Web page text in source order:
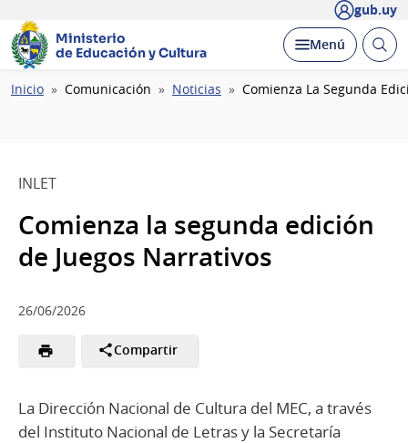
gub.uy
Ministerio
de Educación y Cultura
Desplegar
Menú Abrir
Ruta
Inicio Comunicación Noticias Comienza La Segunda
INLET
Comienza la segunda edición
de Juegos Narrativos
26/06/2026
Compartir
La Dirección Nacional de Cultura del MEC, a través
del Instituto Nacional de Letras y la Secretaría